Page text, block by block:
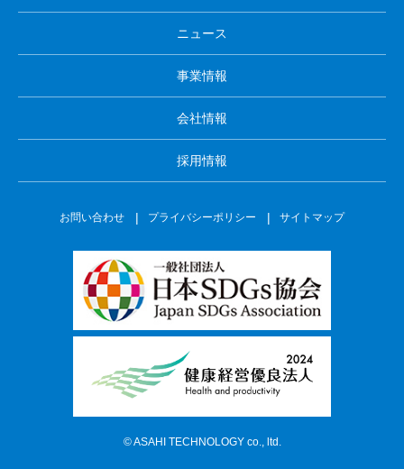
ニュース
事業情報
会社情報
採用情報
お問い合わせ プライバシーポリシー サイトマップ
©ASAHI TECHNOLOGY co., ltd.